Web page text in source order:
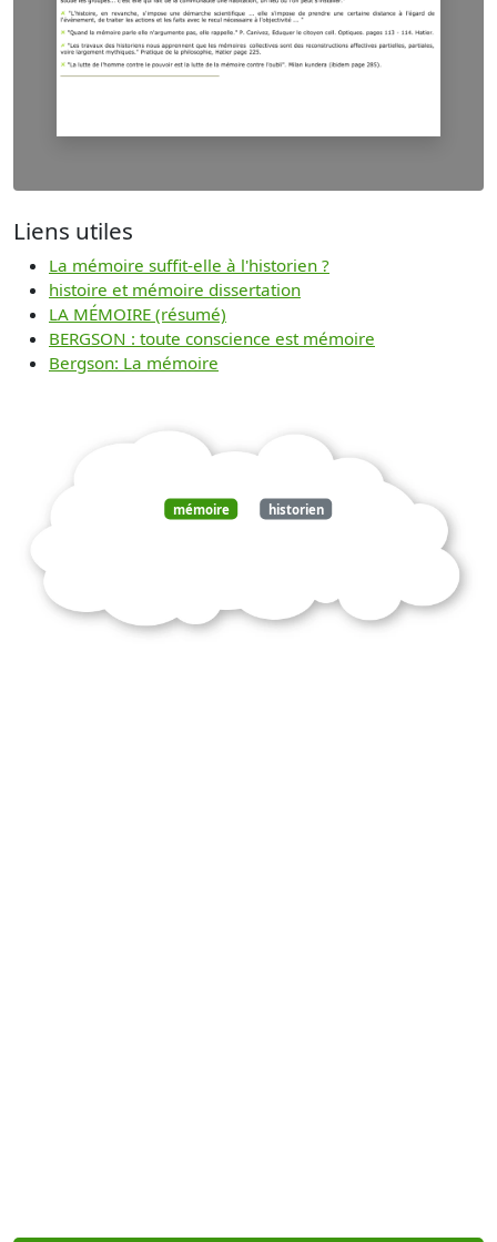
Liens utiles
La mémoire suffit-elle à l'historien ?
histoire et mémoire dissertation
LA MÉMOIRE (résumé)
BERGSON : toute conscience est mémoire
Bergson: La mémoire
mémoire historien